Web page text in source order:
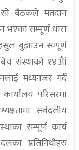
बैठकले मतदान
भएका सम्पूर्ण धारा
बुझाउन सम्पूर्ण
संस्थाकाे १४अैां
मध्यनजर गर्दै
परिसरमा
सर्वदलीय
सम्पूर्ण कार्य
प्रतिनिधीहरु